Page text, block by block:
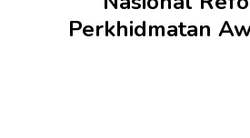
Perkhidmatan